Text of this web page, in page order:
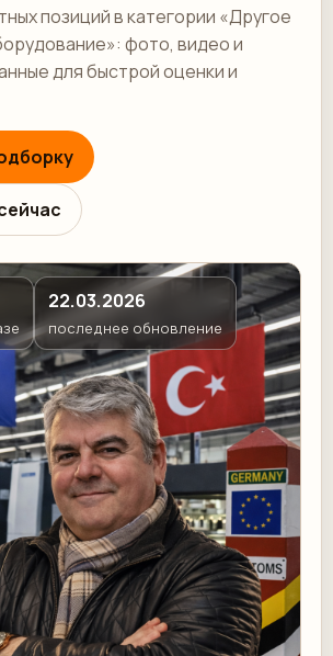
позиций в категории «Другое
фото, видео и
для быстрой оценки и
22.03.2026
последнее обновление